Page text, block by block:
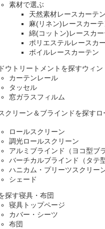
素材で選ぶ
天然素材レースカーテン
麻(リネン)レースカーテ
綿(コットン)レースカー
ポリエステルレースカ
ボイルレースカーテン
ウィン
カーテンレール
タッセル
窓ガラスフィルム
ロールスクリーン
調光ロールスクリーン
アルミブラインド（ヨコ型ブ
バーチカルブラインド（タテ
ハニカム・プリーツスクリー
シェード
寝具・布団
寝具トップページ
カバー・シーツ
布団